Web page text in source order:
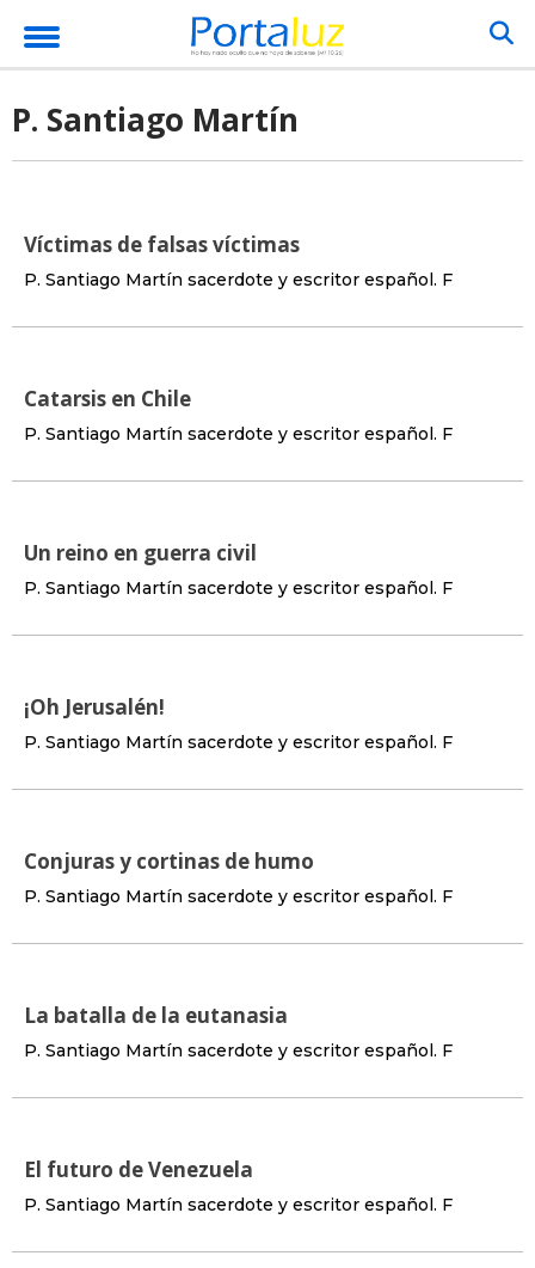
P. Santiago Martín
Víctimas de falsas víctimas
P. Santiago Martín sacerdote y escritor español. F
Catarsis en Chile
P. Santiago Martín sacerdote y escritor español. F
Un reino en guerra civil
P. Santiago Martín sacerdote y escritor español. F
¡Oh Jerusalén!
P. Santiago Martín sacerdote y escritor español. F
Conjuras y cortinas de humo
P. Santiago Martín sacerdote y escritor español. F
La batalla de la eutanasia
P. Santiago Martín sacerdote y escritor español. F
El futuro de Venezuela
P. Santiago Martín sacerdote y escritor español. F